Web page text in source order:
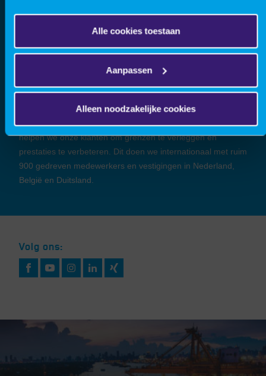
Alle cookies toestaan
Aanpassen
Alleen noodzakelijke cookies
VIRO is een open en vooruitstrevend ingenieursbureau: we
helpen onze klanten om succesvolle verbindingen te maken
tussen technologie, ambitie, innovatie en prestatie. We zijn
Industriële Projecten.Hierbinnen richten we ons op
consultancy, engineering en projectmanagement. Met een
daadkrachtige combinatie van expertises en ervaringen
helpen we onze klanten om grenzen te verleggen en
prestaties te verbeteren. Dit doen we internationaal met ruim
900 gedreven medewerkers en vestigingen in Nederland,
België en Duitsland.
Volg ons: